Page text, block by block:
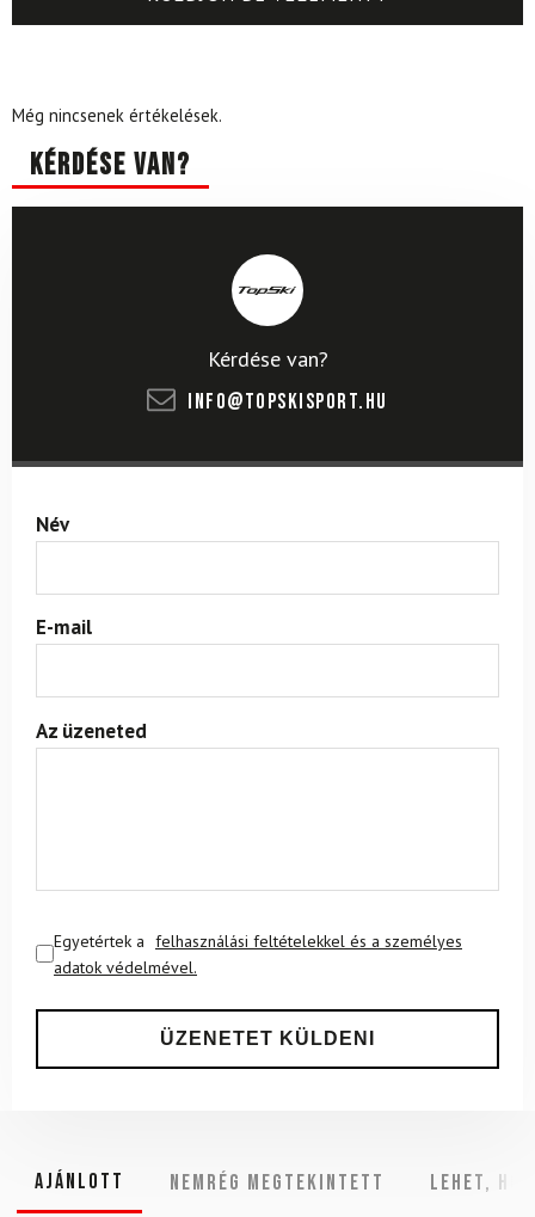
Még nincsenek értékelések.
Kérdése van?
Kérdése van?
info@topskisport.hu
Név
E-mail
Az üzeneted
Egyetértek a felhasználási feltételekkel és a személyes
adatok védelmével.
Ajánlott NEMRÉG MEGTEKINTETT Lehet,